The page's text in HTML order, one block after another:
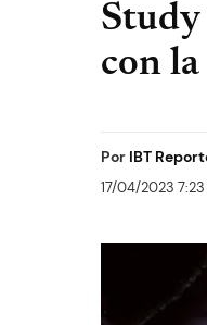
Study
con
Por IBT
17/04/2023 7:23